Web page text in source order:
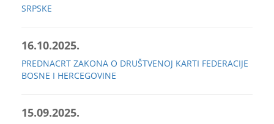
SRPSKE
16.10.2025.
PREDNACRT ZAKONA O DRUŠTVENOJ KARTI FEDERACIJE
BOSNE I HERCEGOVINE
15.09.2025.